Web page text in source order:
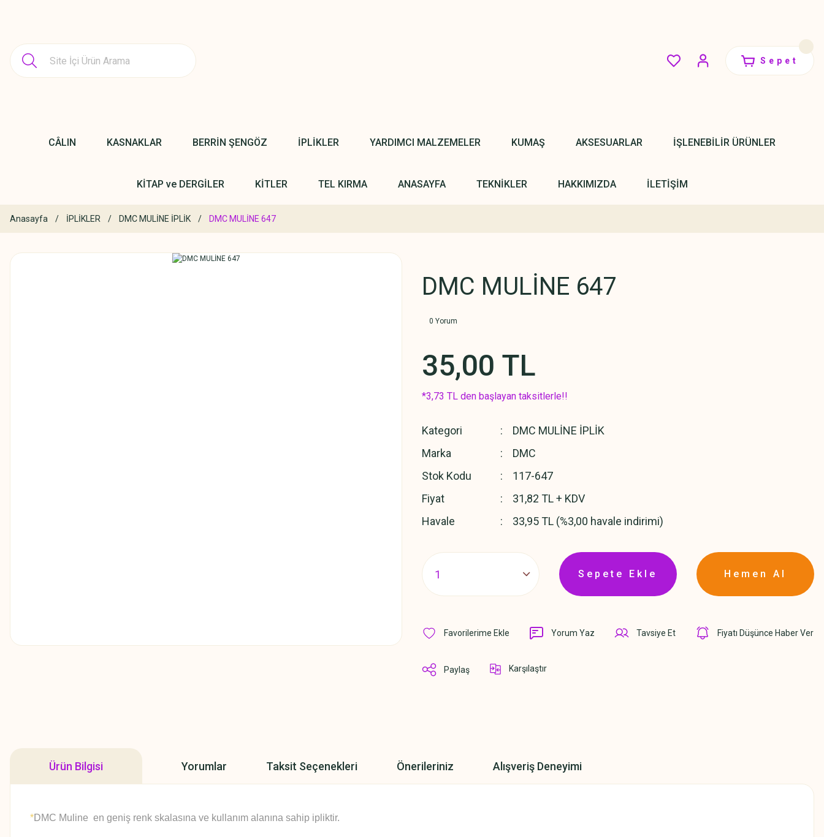
Sepet
CÂLIN KASNAKLAR BERRİN ŞENGÖZ İPLİKLER YARDIMCI MALZEMELER KUMAŞ AKSESUARLAR İŞLENEBİLİR ÜRÜNLER
KİTAP ve DERGİLER KİTLER TEL KIRMA ANASAYFA TEKNİKLER HAKKIMIZDA İLETİŞİM
Anasayfa İPLİKLER DMC MULİNE İPLİK DMC MULİNE 647
DMC MULİNE 647
0 Yorum
35,00 TL
*3,73 TL den başlayan taksitlerle!!
Kategori
DMC MULİNE İPLİK
Marka
DMC
Stok Kodu
117-647
Fiyat
31,82 TL + KDV
Havale
33,95 TL (%3,00 havale indirimi)
Sepete Ekle Hemen Al
Yorum Yaz Tavsiye Et Fiyatı Düşünce Haber Ver
Paylaş Karşılaştır
Ürün Bilgisi Yorumlar Taksit Seçenekleri Önerileriniz Alışveriş Deneyimi
*DMC Muline en geniş renk skalasına ve kullanım alanına sahip ipliktir.